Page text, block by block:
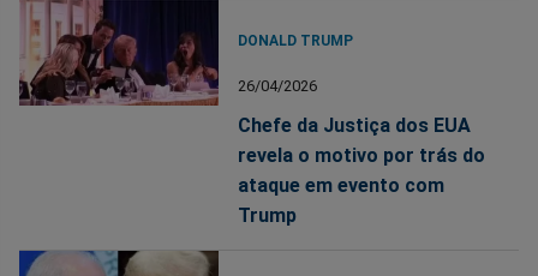
DONALD TRUMP
26/04/2026
Chefe da Justiça dos EUA
revela o motivo por trás do
ataque em evento com
Trump